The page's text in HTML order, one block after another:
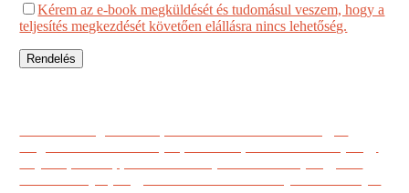
Kérem az e-book megküldését és tudomásul veszem, hogy a
teljesítés megkezdését követően elállásra nincs lehetőség.